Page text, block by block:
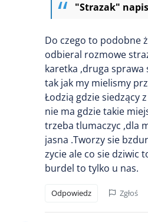
"Strazak"
Do czego to podobne
odbieral rozmowe
karetka ,druga sprawa
tak jak my mielismy
Łodzią gdzie siedzący
nie ma gdzie takie
trzeba tlumaczyc ,dla
jasna .Tworzy sie
zycie ale co sie dziwic
burdel to tylko u nas.
Odpowiedz Zgłoś